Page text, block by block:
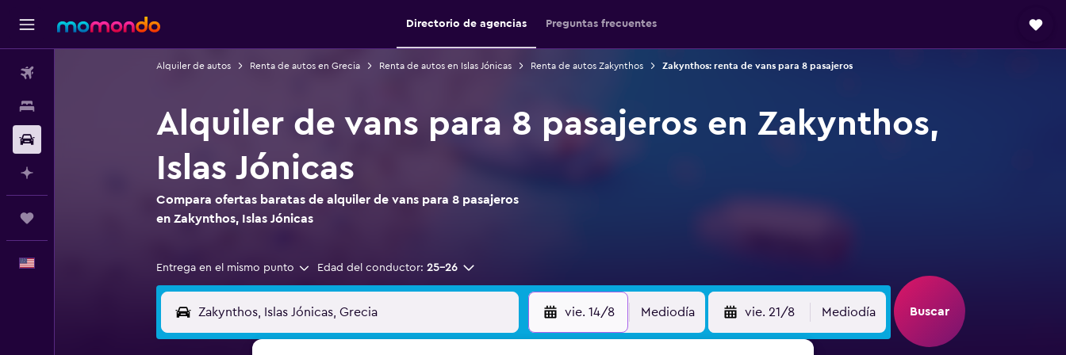
Directorio de agencias Preguntas frecuentes
Alquiler de autos Renta de autos en Grecia Renta de autos en Islas Jónicas Renta de autos Zakynthos Zakynthos: renta de vans para 8 pasajeros
Alquiler de vans para 8 pasajeros en Zakynthos,
Islas Jónicas
Compara ofertas baratas de alquiler de vans para 8 pasajeros
en Zakynthos, Islas Jónicas
Entrega en el mismo punto Edad del conductor: 25-26
vie. 14/8 Mediodía vie. 21/8 Mediodía Buscar